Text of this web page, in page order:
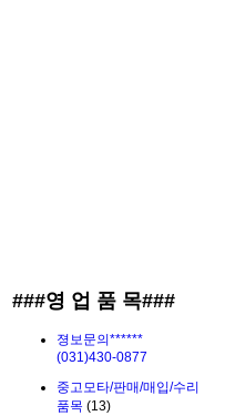
###영 업 품 목###
졍보문의******
(031)430-0877
중고모타/판매/매입/수리
품목 (13)